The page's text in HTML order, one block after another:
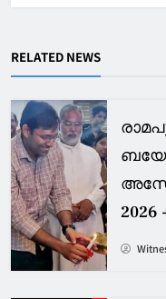
RELATED NEWS